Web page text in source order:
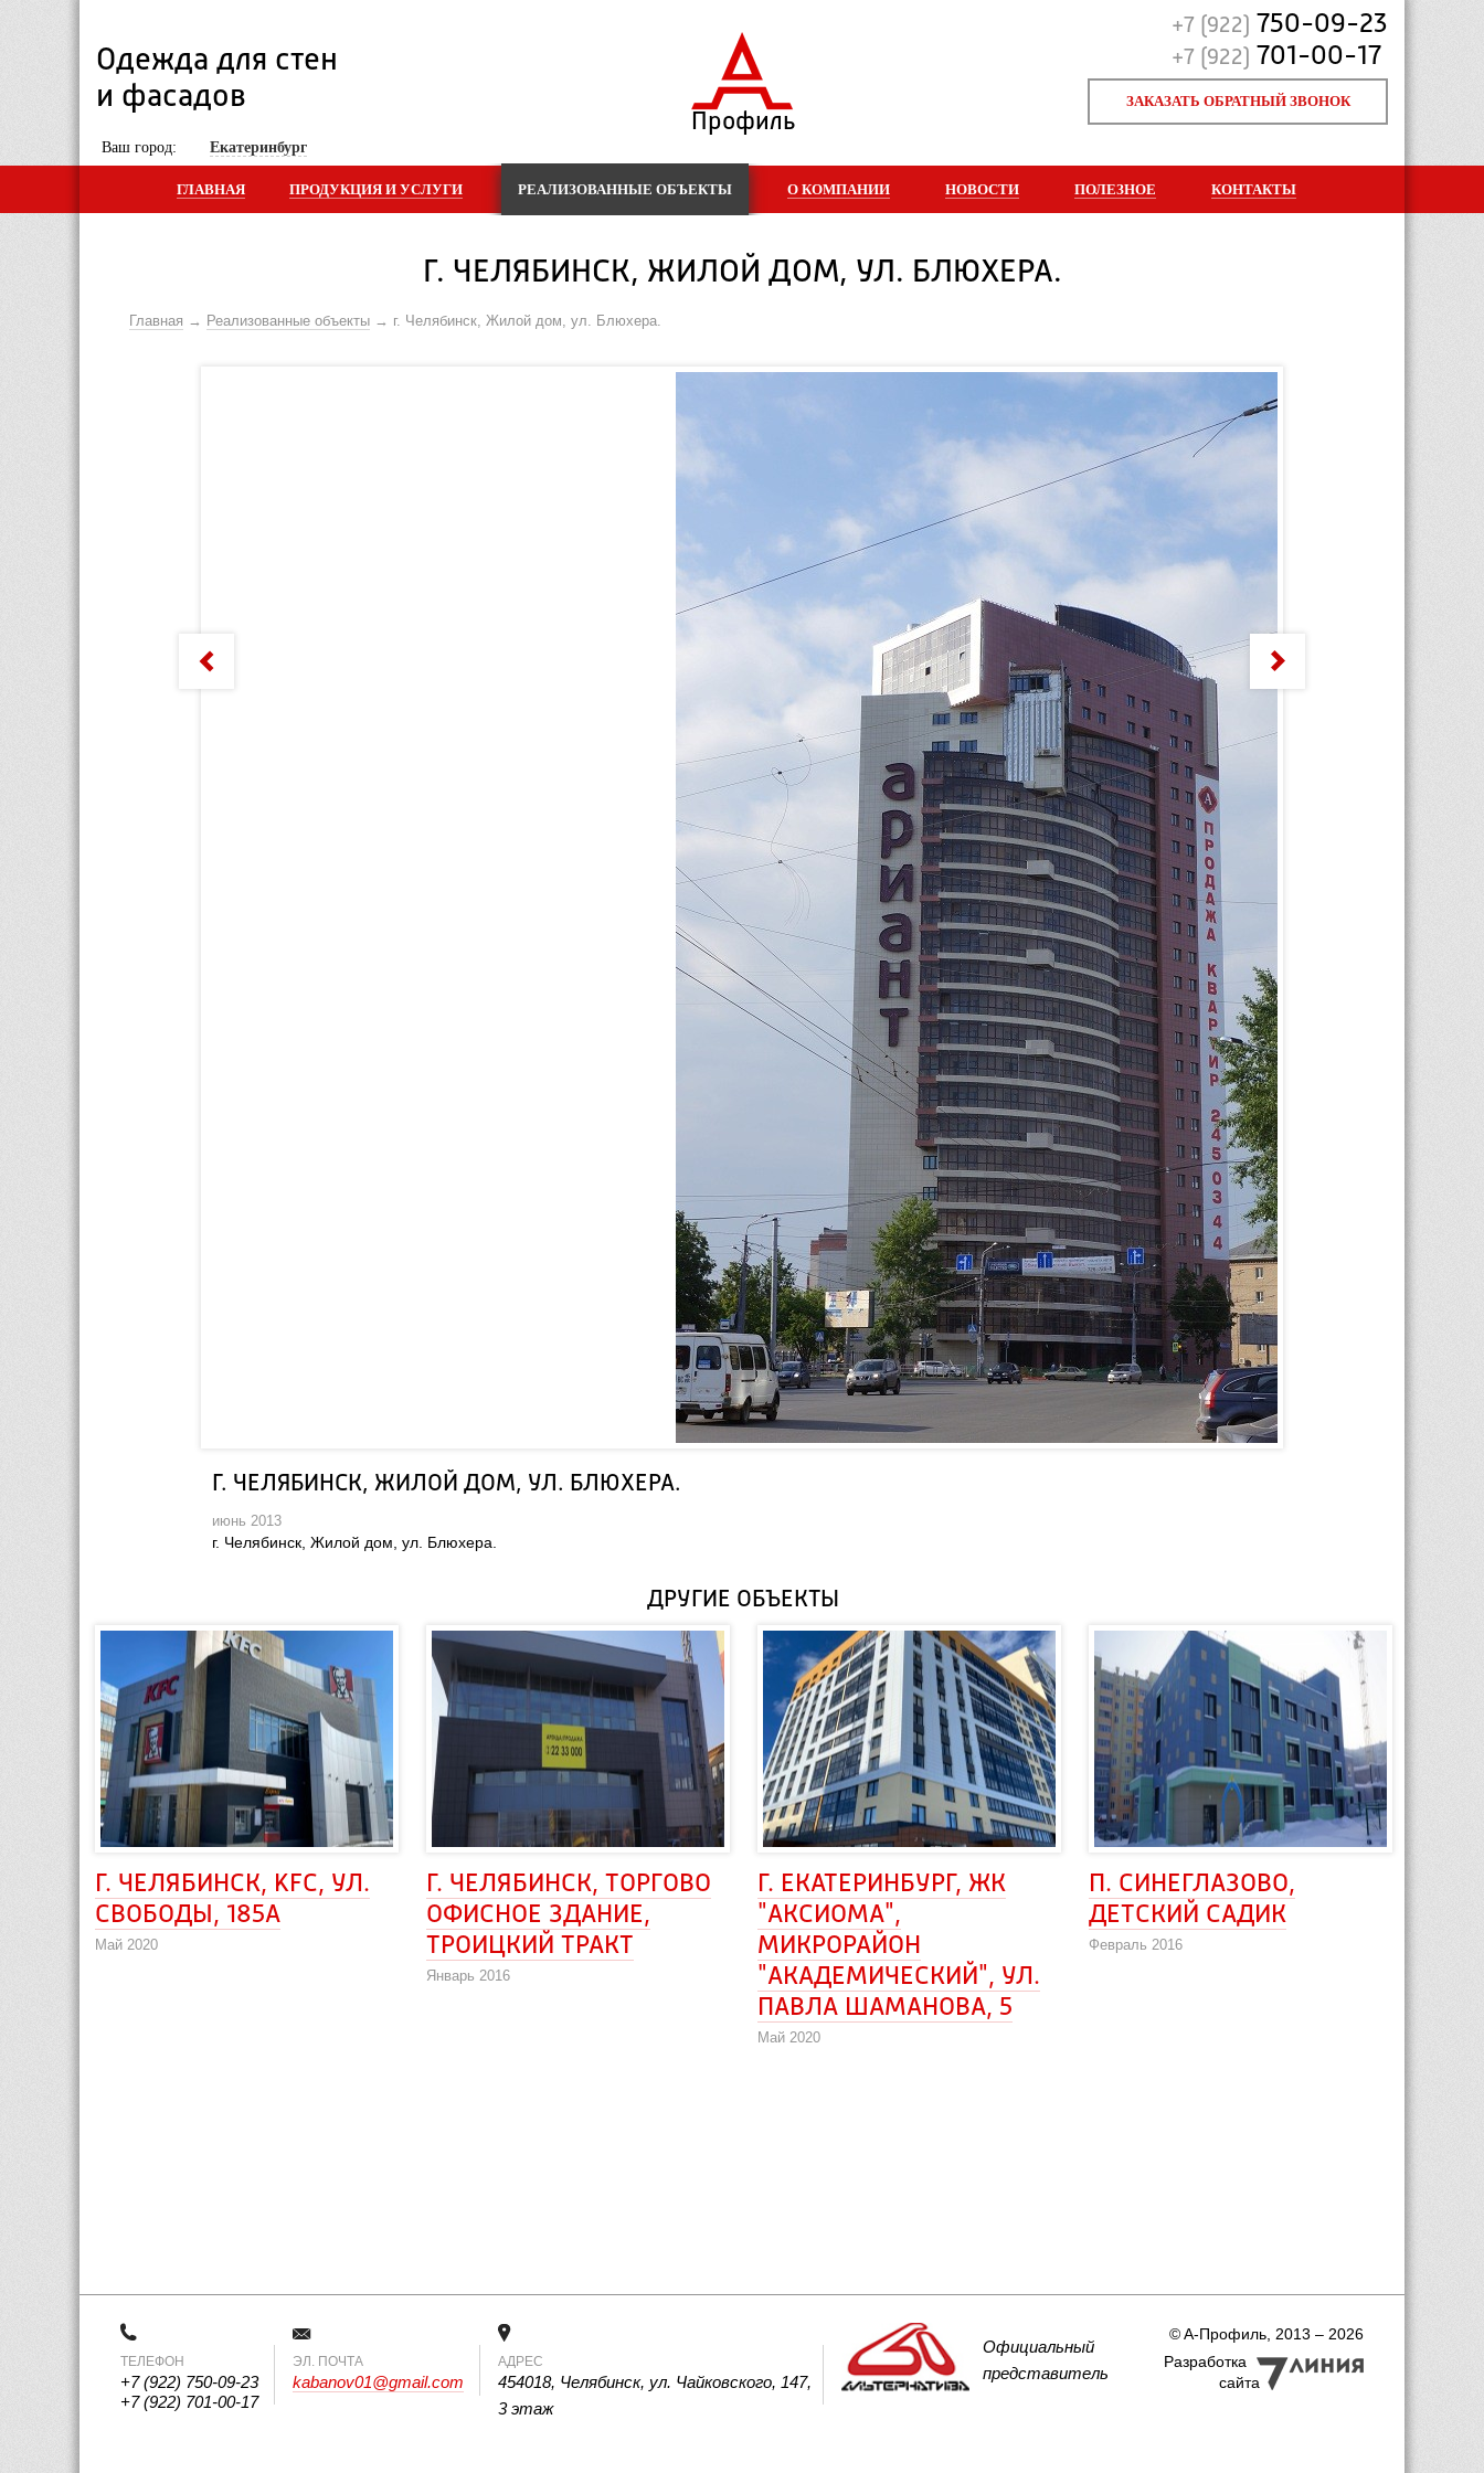
Одежда для стен
и фасадов
Профиль
+7 (922) 750-09-23
+7 (922) 701-00-17
ЗАКАЗАТЬ ОБРАТНЫЙ ЗВОНОК
Ваш город: Екатеринбург
ГЛАВНАЯ ПРОДУКЦИЯ И УСЛУГИ РЕАЛИЗОВАННЫЕ ОБЪЕКТЫ О КОМПАНИИ НОВОСТИ ПОЛЕЗНОЕ КОНТАКТЫ
Г. ЧЕЛЯБИНСК, ЖИЛОЙ ДОМ, УЛ. БЛЮХЕРА.
Главная Реализованные объекты г. Челябинск, Жилой дом, ул. Блюхера.
Г. ЧЕЛЯБИНСК, ЖИЛОЙ ДОМ, УЛ. БЛЮХЕРА.
июнь 2013
г. Челябинск, Жилой дом, ул. Блюхера.
ДРУГИЕ ОБЪЕКТЫ
Г. ЧЕЛЯБИНСК, KFC, УЛ.
СВОБОДЫ, 185А
Май 2020
Г. ЧЕЛЯБИНСК, ТОРГОВО
ОФИСНОЕ ЗДАНИЕ,
ТРОИЦКИЙ ТРАКТ
Январь 2016
Г. ЕКАТЕРИНБУРГ, ЖК
"АКСИОМА",
МИКРОРАЙОН
"АКАДЕМИЧЕСКИЙ", УЛ.
ПАВЛА ШАМАНОВА, 5
Май 2020
П. СИНЕГЛАЗОВО,
ДЕТСКИЙ САДИК
Февраль 2016
ТЕЛЕФОН
+7 (922) 750-09-23
+7 (922) 701-00-17
ЭЛ. ПОЧТА
kabanov01@gmail.com
АДРЕС
454018, Челябинск, ул. Чайковского, 147,
3 этаж
Официальный
представитель
© A-Профиль, 2013 – 2026
Разработка
сайта